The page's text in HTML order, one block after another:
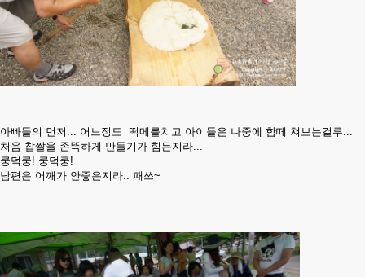
아빠들의 먼저... 어느정도 떡메를치고 아이들은 나중에 함떼 쳐보는걸루...
처음 찹쌀을 존뜩하게 만들기가 힘든지라...
쿵덕쿵! 쿵덕쿵!
남편은 어깨가 안좋은지라.. 패쓰~